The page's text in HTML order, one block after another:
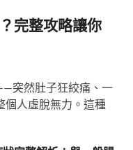
完整攻略讓你
突然肚子狂絞痛、一
個人虛脫無力。這種